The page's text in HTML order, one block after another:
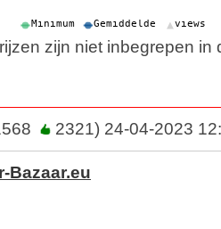
zijn niet inbegrepen in
2321) 24-04-2023
Bazaar.eu